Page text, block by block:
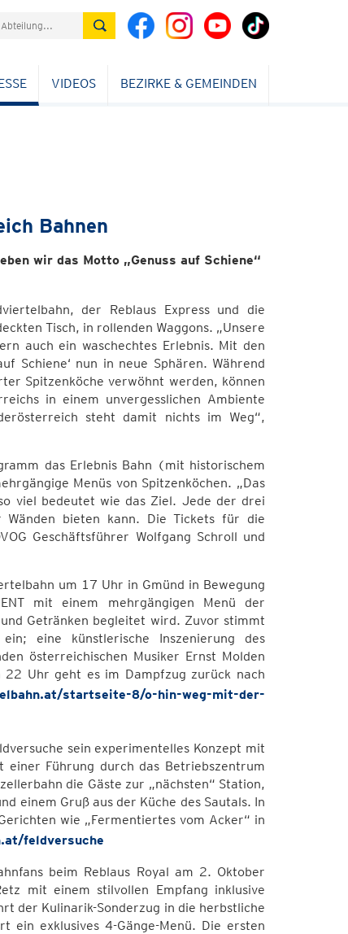
VIDEOS BEZIRKE & GEMEINDEN
Bahnen
wir das Motto „Genuss auf Schiene“
der Reblaus Express und die
Tisch, in rollenden Waggons. „Unsere
auch ein waschechtes Erlebnis. Mit den
Schiene‘ nun in neue Sphären. Während
Spitzenköche verwöhnt werden, können
in einem unvergesslichen Ambiente
steht damit nichts im Weg“,
das Erlebnis Bahn (mit historischem
Menüs von Spitzenköchen. „Das
viel bedeutet wie das Ziel. Jede der drei
bieten kann. Die Tickets für die
Geschäftsführer Wolfgang Schroll und
um 17 Uhr in Gmünd in Bewegung
mit einem mehrgängigen Menü der
Getränken begleitet wird. Zuvor stimmt
eine künstlerische Inszenierung des
österreichischen Musiker Ernst Molden
22 Uhr geht es im Dampfzug zurück nach
startseite-8/o-hin-weg-mit-der-
sein experimentelles Konzept mit
Führung durch das Betriebszentrum
die Gäste zur „nächsten“ Station,
einem Gruß aus der Küche des Sautals. In
wie „Fermentiertes vom Acker“ in
feldversuche
beim Reblaus Royal am 2. Oktober
mit einem stilvollen Empfang inklusive
der Kulinarik-Sonderzug in die herbstliche
ein exklusives 4-Gänge-Menü. Die ersten